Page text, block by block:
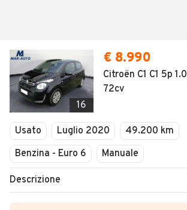
16
€ 8.990
Citroën C1 C1 5p
72cv
Usato Luglio 2020
49.200 km
Benzina - Euro 6
Manuale
Descrizione